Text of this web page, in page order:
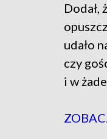
Dodał,
udało
czy
i w